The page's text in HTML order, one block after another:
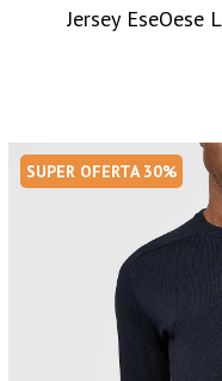
Jersey EseOese
SUPER OFERTA 30%